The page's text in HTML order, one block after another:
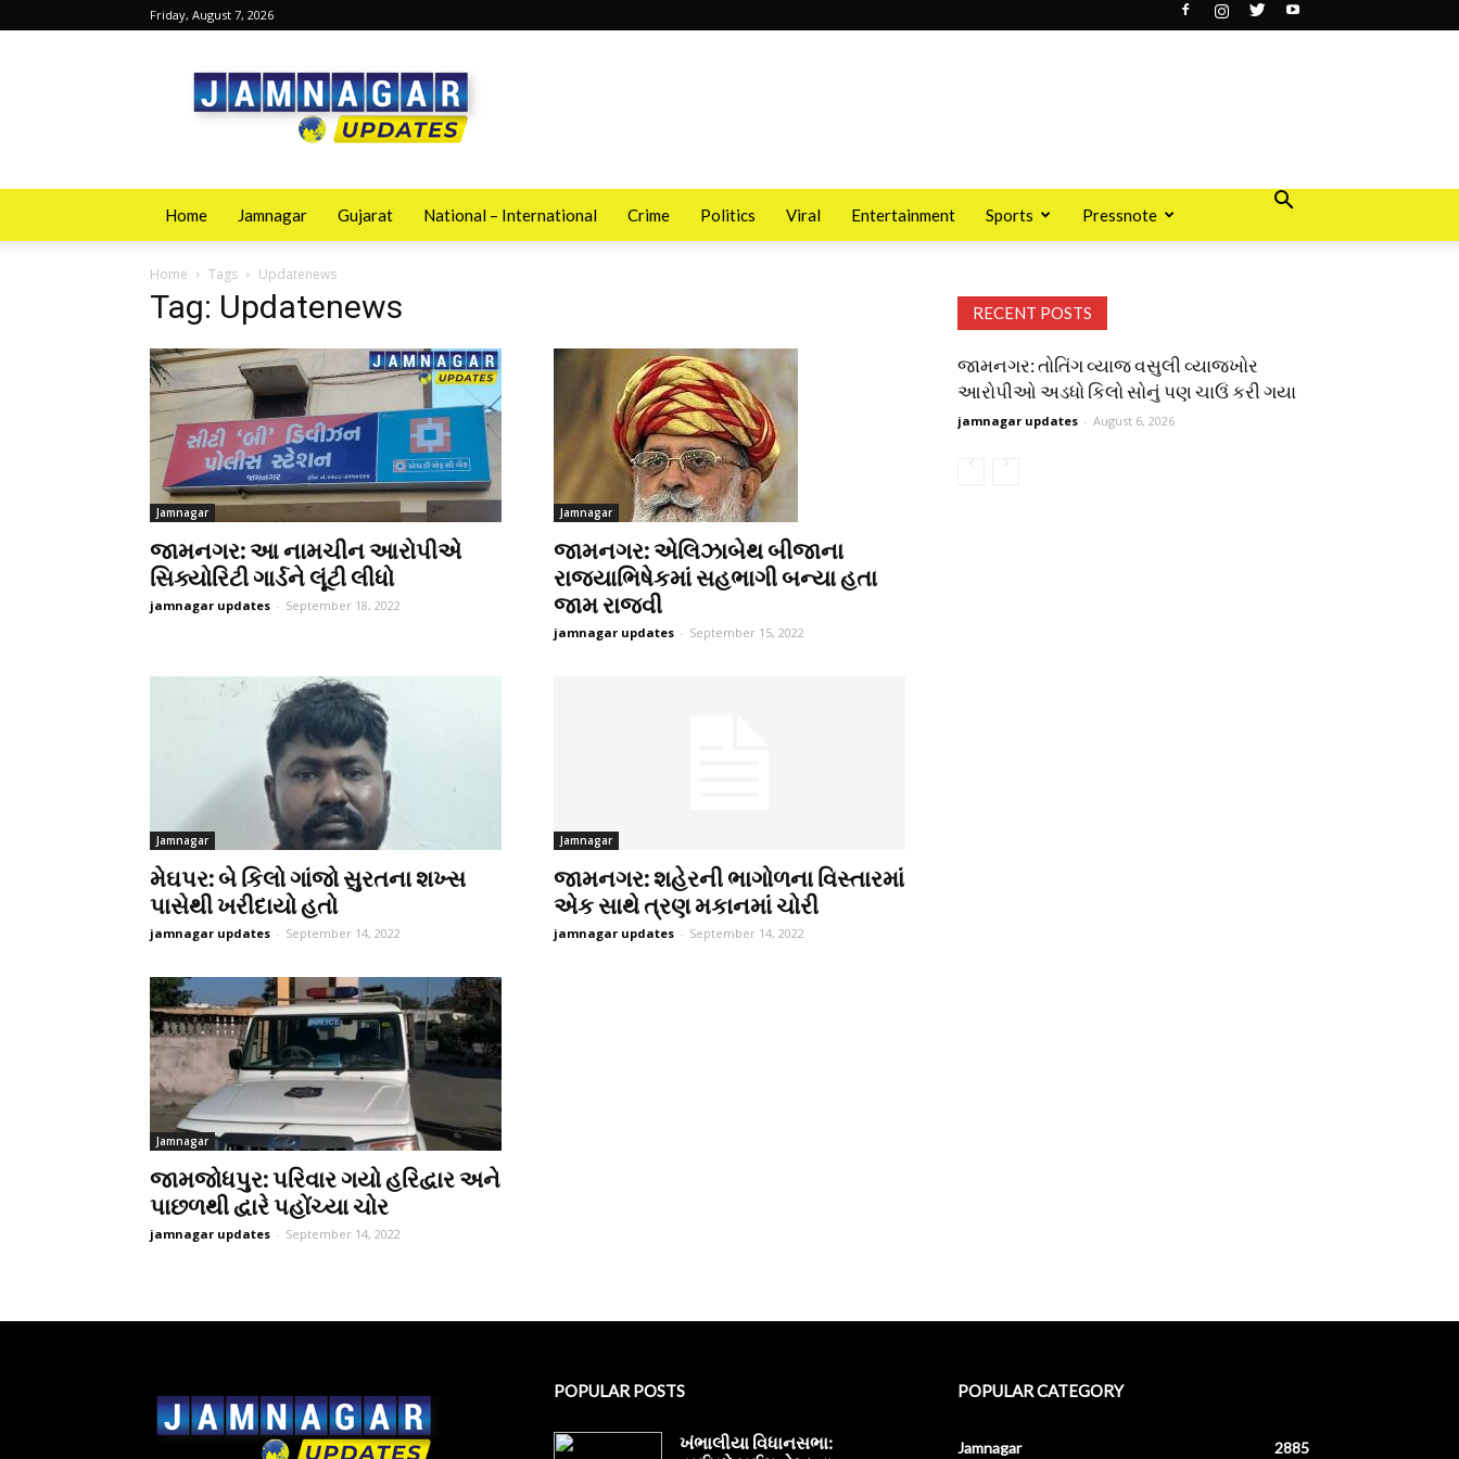
Friday, August 7, 2026
Jamnagarupdates
Home Jamnagar Gujarat National – International Crime Politics Viral Entertainment Sports Pressnote
Home Tags Updatenews
Tag: Updatenews
Jamnagar
જામનગર: આ નામચીન આરોપીએ
સિક્યોરિટી ગાર્ડને લૂંટી લીધો
jamnagar updates - September 18, 2022
Jamnagar
જામનગર: એલિઝાબેથ બીજાના
રાજ્યાભિષેકમાં સહભાગી બન્યા હતા
જામ રાજવી
jamnagar updates - September 15, 2022
Jamnagar
મેઘપર: બે કિલો ગાંજો સુરતના શખ્સ
પાસેથી ખરીદાયો હતો
jamnagar updates - September 14, 2022
Jamnagar
જામનગર: શહેરની ભાગોળના વિસ્તારમાં
એક સાથે ત્રણ મકાનમાં ચોરી
jamnagar updates - September 14, 2022
Jamnagar
જામજોધપુર: પરિવાર ગયો હરિદ્વાર અને
પાછળથી દ્વારે પહોંચ્યા ચોર
jamnagar updates - September 14, 2022
RECENT POSTS
જામનગર: તોતિંગ વ્યાજ વસુલી વ્યાજખોર
આરોપીઓ અડધો કિલો સોનું પણ ચાઉં કરી ગયા
jamnagar updates - August 6, 2026
POPULAR POSTS
ખંભાલીયા વિધાનસભા:
POPULAR CATEGORY
Jamnagar 2885